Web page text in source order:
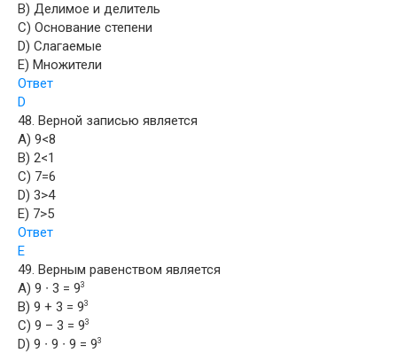
B) Делимое и делитель
C) Основание степени
D) Слагаемые
E) Множители
Ответ
D
48. Верной записью является
A) 9<8
B) 2<1
C) 7=6
D) 3>4
E) 7>5
Ответ
E
49. Верным равенством является
A) 9 ∙ 3 = 93
B) 9 + 3 = 93
C) 9 – 3 = 93
D) 9 ∙ 9 ∙ 9 = 93